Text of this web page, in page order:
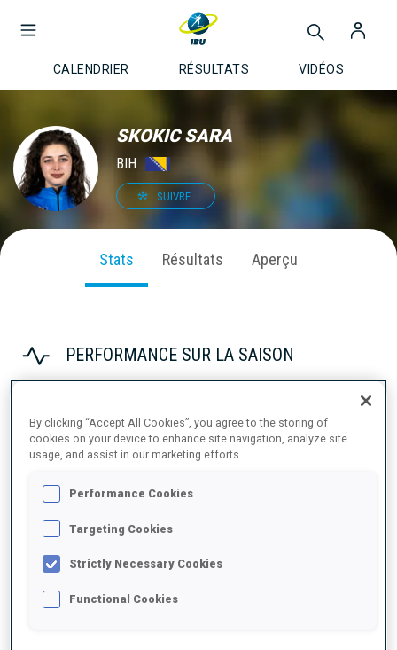
CALENDRIER RÉSULTATS VIDÉOS
SKOKIC SARA
BIH
SUIVRE
Stats Résultats Aperçu
PERFORMANCE SUR LA SAISON
2025/2026
MOYENNE DE PERFORMANCE
RETARD SUR LE MEILLEUR CHRONO SKI
By clicking “Accept All Cookies”, you agree to the storing of
cookies on your device to enhance site navigation, analyze site
usage, and assist in our marketing efforts.
Performance Cookies
Targeting Cookies
Strictly Necessary Cookies
Functional Cookies